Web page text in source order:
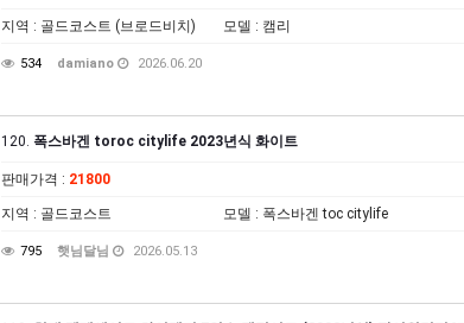
지역 : 골드코스트 (브로드비치) 모델 : 캠리
534 damiano 2026.06.20
120. 폭스바겐 toroc citylife 2023년식 화이트
판매가격 : 21800
지역 : 골드코스트 모델 : 폭스바겐 toc citylife
795 햇님달님 2026.05.13